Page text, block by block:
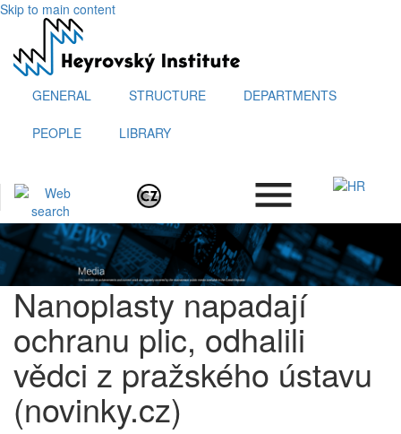
Skip to main content
GENERAL STRUCTURE DEPARTMENTS
PEOPLE LIBRARY
.
Nanoplasty napadají
ochranu plic, odhalili
vědci z pražského ústavu
(novinky.cz)